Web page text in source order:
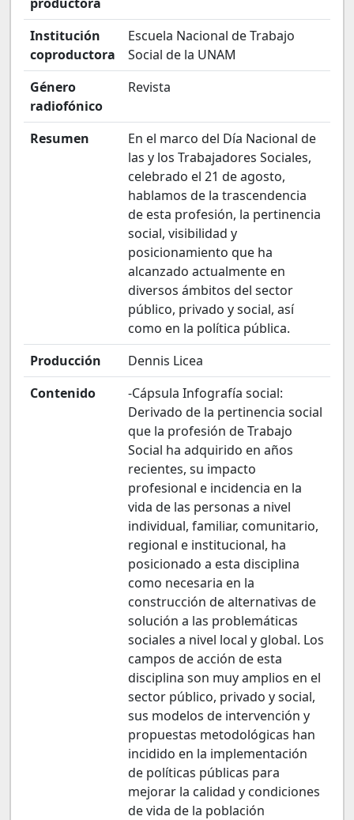
Institución
coproductora
Escuela Nacional de Trabajo
Social de la UNAM
Género
radiofónico
Revista
Resumen
En el marco del Día Nacional de
las y los Trabajadores Sociales,
celebrado el 21 de agosto,
hablamos de la trascendencia
de esta profesión, la pertinencia
social, visibilidad y
posicionamiento que ha
alcanzado actualmente en
diversos ámbitos del sector
público, privado y social, así
como en la política pública.
Producción
Dennis Licea
Contenido
-Cápsula Infografía social:
Derivado de la pertinencia social
que la profesión de Trabajo
Social ha adquirido en años
recientes, su impacto
profesional e incidencia en la
vida de las personas a nivel
individual, familiar, comunitario,
regional e institucional, ha
posicionado a esta disciplina
como necesaria en la
construcción de alternativas de
solución a las problemáticas
sociales a nivel local y global. Los
campos de acción de esta
disciplina son muy amplios en el
sector público, privado y social,
sus modelos de intervención y
propuestas metodológicas han
incidido en la implementación
de políticas públicas para
mejorar la calidad y condiciones
de vida de la población